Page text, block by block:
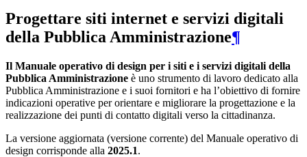
Progettare siti internet e servizi digitali
della Pubblica Amministrazione¶
Il Manuale operativo di design per i siti e i servizi digitali della
Pubblica Amministrazione è uno strumento di lavoro dedicato alla
Pubblica Amministrazione e i suoi fornitori e ha l’obiettivo di fornire
indicazioni operative per orientare e migliorare la progettazione e la
realizzazione dei punti di contatto digitali verso la cittadinanza.
La versione aggiornata (versione corrente) del Manuale operativo di
design corrisponde alla 2025.1.